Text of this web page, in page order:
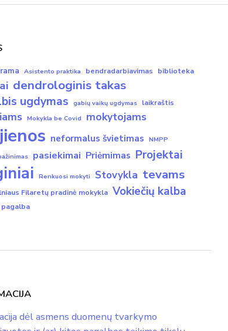
Asistento praktika bendradarbiavimas biblioteka
dendrologinis takas
ugdymas gabių vaikų ugdymas laikraštis
Mokykla be Covid mokytojams
neformalus švietimas NMPP
pasiekimai Priėmimas Projektai
Renkuosi mokyti Stovykla tevams
Filaretų pradinė mokykla Vokiečių kalba
dėl asmens duomenų tvarkymo